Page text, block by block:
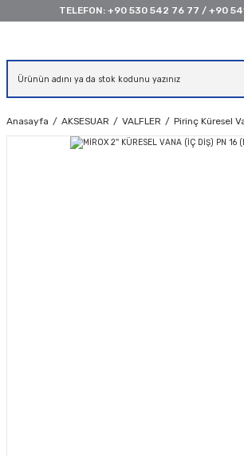
TELEFON: +90 530 542 76 77 / +90
Anasayfa AKSESUAR VALFLER Pirinç Küresel